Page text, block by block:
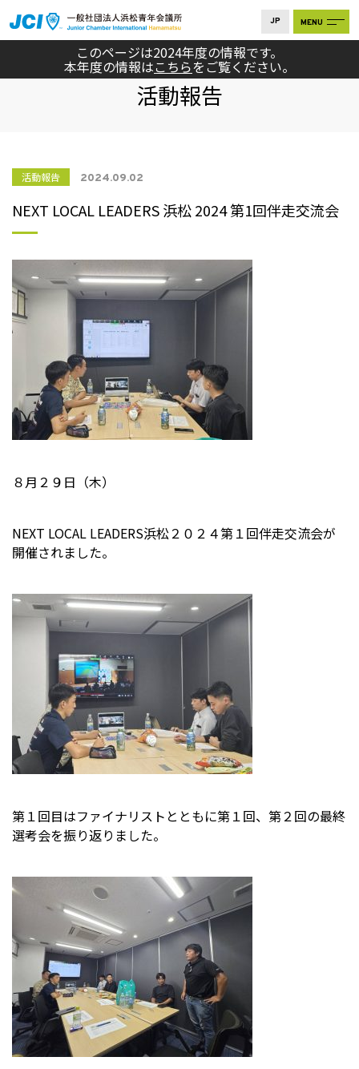
JP MENU
REPORT
活動報告
活動報告 2024.09.02
NEXT LOCAL LEADERS 浜松 2024 第1回伴走交流会
８月２９日（木）
NEXT LOCAL LEADERS浜松２０２４第１回伴走交流会が
開催されました。
第１回目はファイナリストとともに第１回、第２回の最終
選考会を振り返りました。
このページは2024年度の情報です。
本年度の情報はこちらをご覧ください。